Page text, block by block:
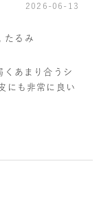
2026-06-13
たるみ
くあまり合うシ
にも非常に良い